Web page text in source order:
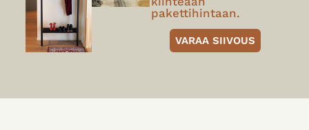
pakettihintaan.
VARAA SIIVOUS